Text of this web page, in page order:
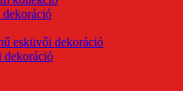
dekoráció
esküvői dekoráció
dekoráció